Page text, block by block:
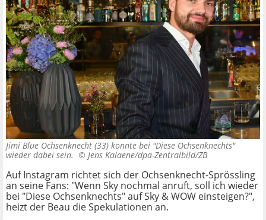
Jimi Blue Ochsenknecht (33) könnte bei "Diese Ochsenknechts"
wieder dabei sein. © Jens Kalaene/dpa-Zentralbild/ZB
Auf Instagram richtet sich der Ochsenknecht-Sprössling
an seine Fans: "Wenn Sky nochmal anruft, soll ich wieder
bei "Diese Ochsenknechts" auf Sky & WOW einsteigen?",
heizt der Beau die Spekulationen an.